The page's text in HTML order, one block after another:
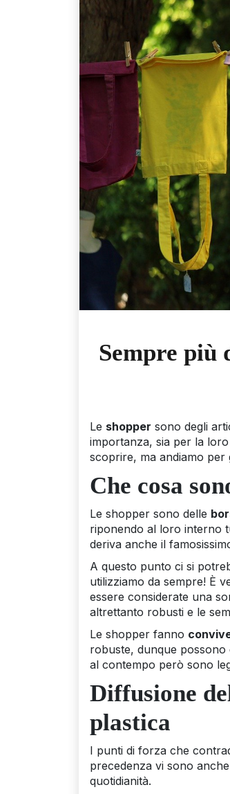
Sempre più
Le shopper sono degli
importanza, sia per la
scoprire, ma andiamo per
Che cosa
Le shopper sono delle
riponendo al loro interno
deriva anche il
A questo punto ci si
utilizziamo da sempre! È
essere considerate una
altrettanto robusti e le
Le shopper fanno
robuste, dunque possono
al contempo però sono
Diffusione
plastica
I punti di forza che
precedenza vi sono
quotidianità.